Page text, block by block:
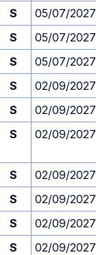
S 05/07/2027
S 05/07/2027
S 05/07/2027
S 02/09/2027
S 02/09/2027
S 02/09/2027
S 02/09/2027
S 02/09/2027
S 02/09/2027
S 02/09/2027